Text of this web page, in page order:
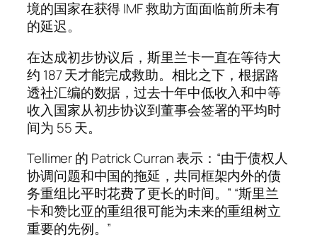
境的国家在获得 IMF 救助方面面临前所未有
的延迟。
在达成初步协议后，斯里兰卡一直在等待大
约 187 天才能完成救助。相比之下，根据路
透社汇编的数据，过去十年中低收入和中等
收入国家从初步协议到董事会签署的平均时
间为 55 天。
Tellimer 的 Patrick Curran 表示：“由于债权人
协调问题和中国的拖延，共同框架内外的债
务重组比平时花费了更长的时间。” “斯里兰
卡和赞比亚的重组很可能为未来的重组树立
重要的先例。”